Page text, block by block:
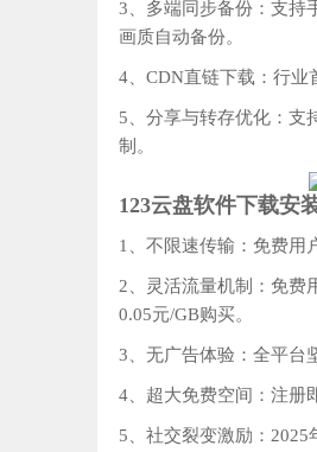
3、多端同步备份‌：支持
画质自动备份。
4、CDN直链下载‌：行业
5、分享与转存优化‌：支
制。
123云盘软件下载安
1、不限速传输‌：免费用
2、灵活流量机制‌：免费
0.05元/GB购买。
3、无广告体验‌：全平台
4、超大免费空间‌：注册
5、社交裂变激励‌：2025